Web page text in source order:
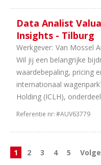
Data Analist
Insights - Tilburg
Werkgever: Van Mossel
Wil jij een belangrijke
waardebepaling, pricing
internationaal
Holding (ICLH),
Referentie nr:#AUV63779
1 2 3 4 5